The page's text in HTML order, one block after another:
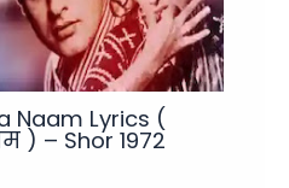
Naam Lyrics (
) – Shor 1972